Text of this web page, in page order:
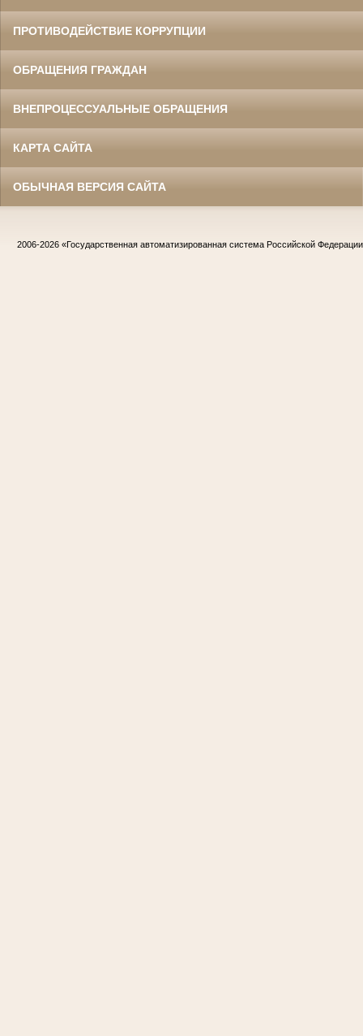
ПРОТИВОДЕЙСТВИЕ КОРРУПЦИИ
ОБРАЩЕНИЯ ГРАЖДАН
ВНЕПРОЦЕССУАЛЬНЫЕ ОБРАЩЕНИЯ
КАРТА САЙТА
ОБЫЧНАЯ ВЕРСИЯ САЙТА
2006-2026 «Государственная автоматизированная система Российской